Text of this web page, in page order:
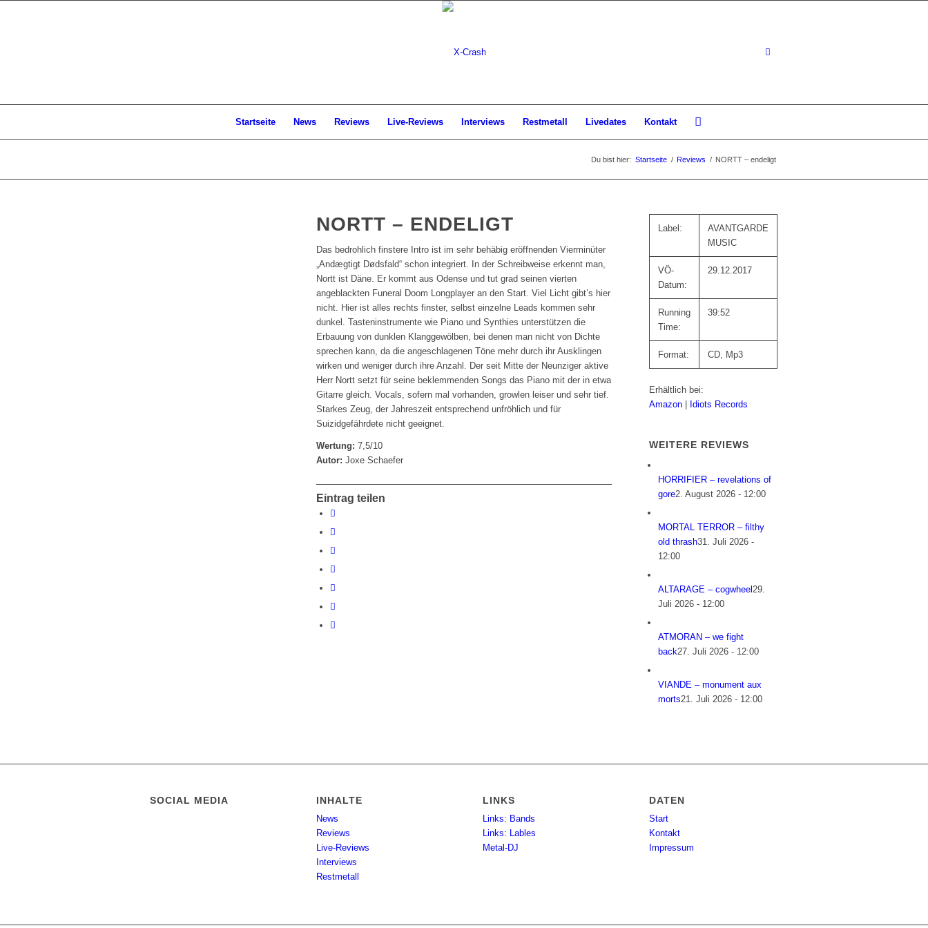
Startseite News Reviews Live-Reviews Interviews Restmetall Livedates Kontakt
Du bist hier: Startseite / Reviews / NORTT – endeligt
NORTT – ENDELIGT
Das bedrohlich finstere Intro ist im sehr behäbig eröffnenden Vierminüter
„Andægtigt Dødsfald“ schon integriert. In der Schreibweise erkennt man,
Nortt ist Däne. Er kommt aus Odense und tut grad seinen vierten
angeblackten Funeral Doom Longplayer an den Start. Viel Licht gibt’s hier
nicht. Hier ist alles rechts finster, selbst einzelne Leads kommen sehr
dunkel. Tasteninstrumente wie Piano und Synthies unterstützen die
Erbauung von dunklen Klanggewölben, bei denen man nicht von Dichte
sprechen kann, da die angeschlagenen Töne mehr durch ihr Ausklingen
wirken und weniger durch ihre Anzahl. Der seit Mitte der Neunziger aktive
Herr Nortt setzt für seine beklemmenden Songs das Piano mit der in etwa
Gitarre gleich. Vocals, sofern mal vorhanden, growlen leiser und sehr tief.
Starkes Zeug, der Jahreszeit entsprechend unfröhlich und für
Suizidgefährdete nicht geeignet.
Wertung: 7,5/10
Autor: Joxe Schaefer
Eintrag teilen
Label:
AVANTGARDE
MUSIC
VÖ-
Datum:
29.12.2017
Running
Time:
39:52
Format: CD, Mp3
Erhältlich bei:
Amazon
Idiots Records
WEITERE REVIEWS
HORRIFIER – revelations of
gore2. August 2026 - 12:00
MORTAL TERROR – filthy
old thrash31. Juli 2026 -
12:00
ALTARAGE – cogwheel29.
Juli 2026 - 12:00
ATMORAN – we fight
back27. Juli 2026 - 12:00
VIANDE – monument aux
morts21. Juli 2026 - 12:00
SOCIAL MEDIA INHALTE
News
Reviews
Live-Reviews
Interviews
Restmetall
LINKS
Links: Bands
Links: Lables
Metal-DJ
DATEN
Start
Kontakt
Impressum